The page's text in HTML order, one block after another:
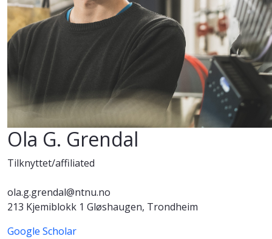
Ola G. Grendal
Tilknyttet/affiliated
ola.g.grendal@ntnu.no
213 Kjemiblokk 1 Gløshaugen, Trondheim
Google Scholar